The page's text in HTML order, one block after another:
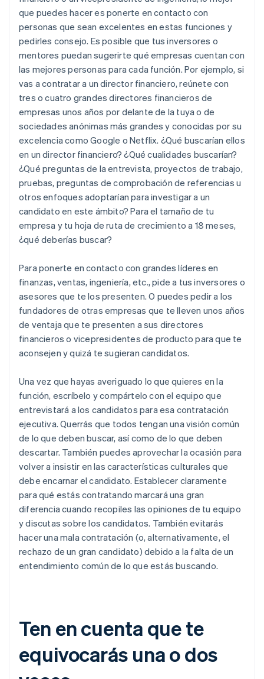
que puedes hacer es ponerte en contacto con
personas que sean excelentes en estas funciones y
pedirles consejo. Es posible que tus inversores o
mentores puedan sugerirte qué empresas cuentan con
las mejores personas para cada función. Por ejemplo, si
vas a contratar a un director financiero, reúnete con
tres o cuatro grandes directores financieros de
empresas unos años por delante de la tuya o de
sociedades anónimas más grandes y conocidas por su
excelencia como Google o Netflix. ¿Qué buscarían ellos
en un director financiero? ¿Qué cualidades buscarían?
¿Qué preguntas de la entrevista, proyectos de trabajo,
pruebas, preguntas de comprobación de referencias u
otros enfoques adoptarían para investigar a un
candidato en este ámbito? Para el tamaño de tu
empresa y tu hoja de ruta de crecimiento a 18 meses,
¿qué deberías buscar?
Para ponerte en contacto con grandes líderes en
finanzas, ventas, ingeniería, etc., pide a tus inversores o
asesores que te los presenten. O puedes pedir a los
fundadores de otras empresas que te lleven unos años
de ventaja que te presenten a sus directores
financieros o vicepresidentes de producto para que te
aconsejen y quizá te sugieran candidatos.
Una vez que hayas averiguado lo que quieres en la
función, escríbelo y compártelo con el equipo que
entrevistará a los candidatos para esa contratación
ejecutiva. Querrás que todos tengan una visión común
de lo que deben buscar, así como de lo que deben
descartar. También puedes aprovechar la ocasión para
volver a insistir en las características culturales que
debe encarnar el candidato. Establecer claramente
para qué estás contratando marcará una gran
diferencia cuando recopiles las opiniones de tu equipo
y discutas sobre los candidatos. También evitarás
hacer una mala contratación (o, alternativamente, el
rechazo de un gran candidato) debido a la falta de un
entendimiento común de lo que estás buscando.
Ten en cuenta que te
equivocarás una o dos
Alemania
Australia
English